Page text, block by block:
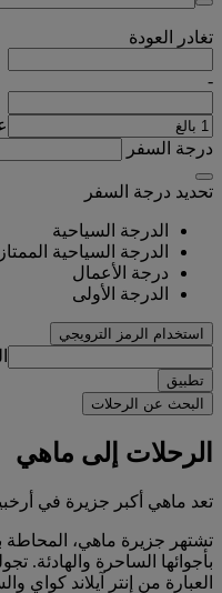
تغادر العودة
-
درجة السفر
تحديد درجة السفر
الدرجة السياحية
الدرجة السياحية
درجة الأعمال
الدرجة الأولى
استخدام الرمز الترويجي
تطبيق
البحث عن الرحلات
الرحلات إلى ماهي
تعد ماهي أكبر جزيرة في
تشتهر جزيرة ماهي، المحاطة
بأجوائها الساحرة والهادئة.
العبارة من إنتر آيلاند كواي